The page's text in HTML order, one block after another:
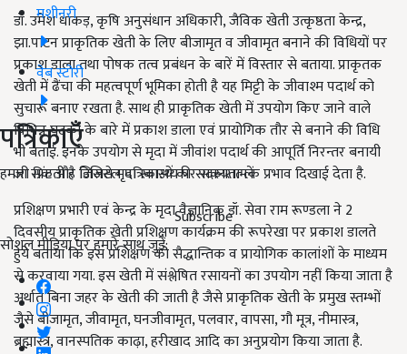
मशीनरी
वेब स्टोरी
पत्रिकाएँ
हमारी प्रिंट और डिजिटल पत्रिकाओं की सदस्यता लें
Subscribe
सोशल मीडिया पर हमारे साथ जुड़ें:
डॉ. उमेश धाकड़, कृषि अनुसंधान अधिकारी, जैविक खेती उत्कृष्ठता केन्द्र,
झा.पाटन प्राकृतिक खेती के लिए बीजामृत व जीवामृत बनाने की विधियों पर
प्रकाश डाला तथा पोषक तत्व प्रबंधन के बारें में विस्तार से बताया. प्राकृतक
खेती में ढैंचा की महत्वपूर्ण भूमिका होती है यह मिट्टी के जीवाश्म पदार्थ को
सुचारू बनाए रखता है. साथ ही प्राकृतिक खेती में उपयोग किए जाने वाले
विभिन्न घटकों के बारे में प्रकाश डाला एवं प्रायोगिक तौर से बनाने की विधि
भी बताई. इनके उपयोग से मृदा में जीवांश पदार्थ की आपूर्ति निरन्तर बनायी
जा सकती है जिससे मृदा स्वास्थ्य पर सकारात्मक प्रभाव दिखाई देता है.
प्रशिक्षण प्रभारी एवं केन्द्र के मृदा वैज्ञानिक डॉ. सेवा राम रूण्डला ने 2
दिवसीय प्राकृतिक खेती प्रशिक्षण कार्यक्रम की रूपरेखा पर प्रकाश डालते
हुये बताया कि इस प्रशिक्षण को सैद्धान्तिक व प्रायोगिक कालांशों के माध्यम
से करवाया गया. इस खेती में संश्लेषित रसायनों का उपयोग नहीं किया जाता है
अर्थात बिना जहर के खेती की जाती है जैसे प्राकृतिक खेती के प्रमुख स्तम्भों
जैसे बीजामृत, जीवामृत, घनजीवामृत, पलवार, वापसा, गौ मूत्र, नीमास्त्र,
ब्रह्मास्त्र, वानस्पतिक काढ़ा, हरीखाद आदि का अनुप्रयोग किया जाता है.